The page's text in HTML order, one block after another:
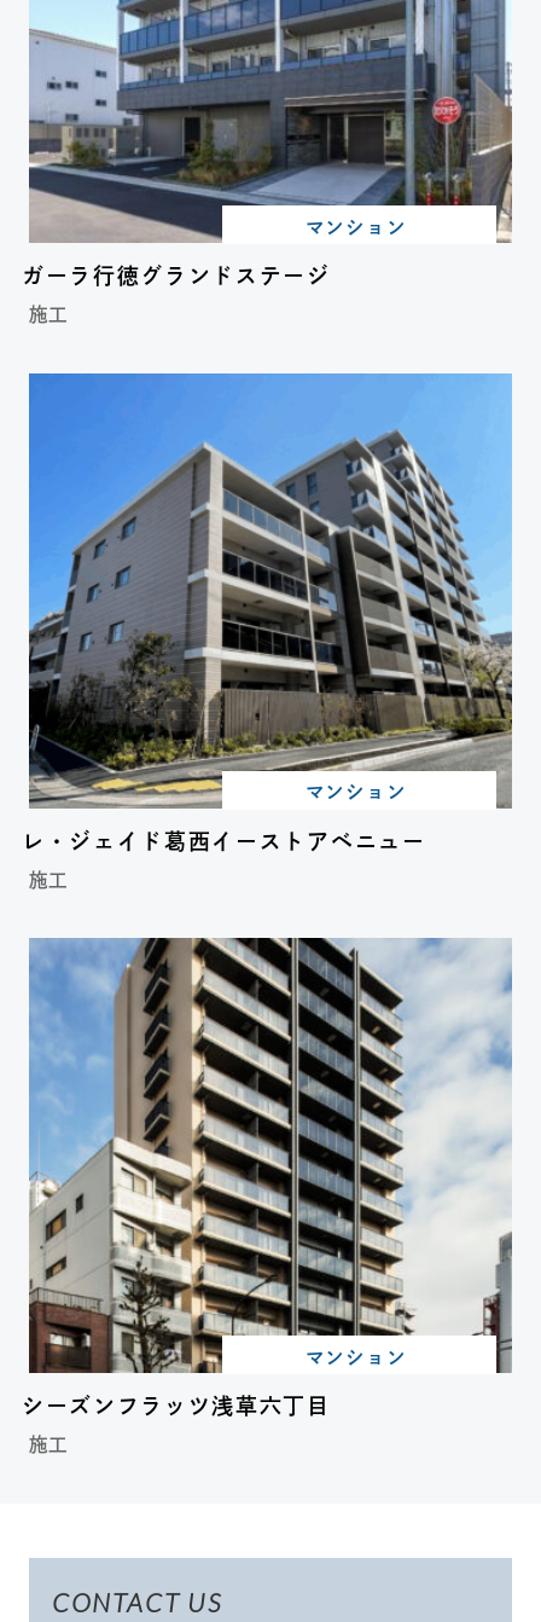
マンション
ガーラ行徳グランドステージ
施工
マンション
レ・ジェイド葛西イーストアベニュー
施工
マンション
シーズンフラッツ浅草六丁目
施工
CONTACT US